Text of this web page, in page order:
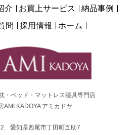
介 お買上サービス
納品事例
問
採用情報 ホーム
・ベッド・マットレス寝具専門店
AMI KADOYA アミカドヤ
愛知県西尾市丁田町五助7